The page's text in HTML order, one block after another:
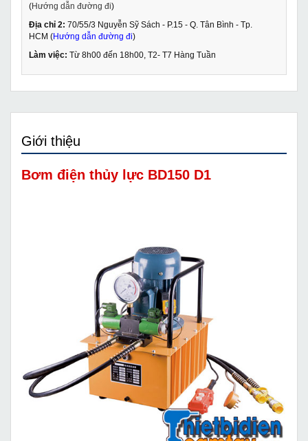
(Hướng dẫn đường đi)
Địa chỉ 2: 70/55/3 Nguyễn Sỹ Sách - P.15 - Q. Tân Bình - Tp.
HCM (Hướng dẫn đường đi)
Làm việc: Từ 8h00 đến 18h00, T2- T7 Hàng Tuần
Giới thiệu
Bơm điện thủy lực BD150 D1